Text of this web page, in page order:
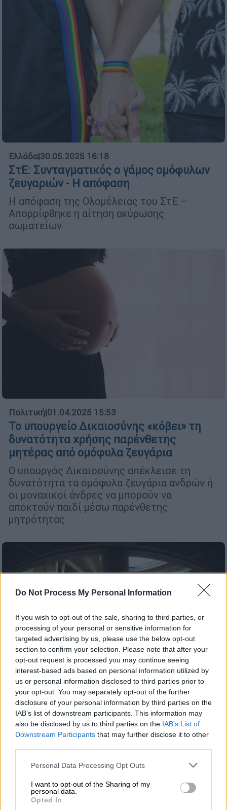
Do Not Process My Personal Information
If you wish to opt-out of the sale, sharing to third parties, or
processing of your personal or sensitive information for
targeted advertising by us, please use the below opt-out
section to confirm your selection. Please note that after your
opt-out request is processed you may continue seeing
interest-based ads based on personal information utilized by
us or personal information disclosed to third parties prior to
your opt-out. You may separately opt-out of the further
disclosure of your personal information by third parties on the
IAB’s list of downstream participants. This information may
also be disclosed by us to third parties on the IAB’s List of
Downstream Participants that may further disclose it to other
Please note that this website/app uses one or more Google
not limited to your visit or usage behaviour. You may click to
grant or deny consent to Google and its third-party tags to
use your data for below specified purposes in below Google
Personal Data Processing Opt Outs
I want to opt-out of the Sharing of my
personal data.
Opted In
Ελλάδα|30.05.2025 16:18
ΣτΕ: Συνταγματικός ο γάμος ομόφυλων
ζευγαριών - Η απόφαση
Η απόφαση της Ολομέλειας του ΣτΕ –
Απορρίφθηκε η αίτηση ακύρωσης
σωματείων
Πολιτική|01.04.2025 15:53
Το υπουργείο Δικαιοσύνης «κόβει» τη
δυνατότητα χρήσης παρένθετης
μητέρας από ομόφυλα ζευγάρια
Ο υπουργός Δικαιοσύνης απέκλεισε τη
δυνατότητα τα ομόφυλα ζευγάρια ανδρών ή
οι μοναχικοί άνδρες να μπορούν να
αποκτούν παιδί μέσω παρένθετης
μητρότητας
Πολιτική|31.12.2024 06:50
Βουλή: Τι συνέβη το 2024 - Τα δύσκολα
νομοσχέδια της κυβέρνησης και η
αντιπολίτευση
Μια κοινοβουλευτική χρονιά με έντονες
φτάνει στο τέλος της